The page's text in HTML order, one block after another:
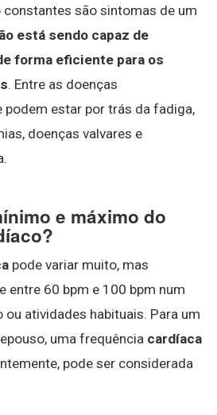
são sintomas de um
está sendo capaz de
forma eficiente para os
. Entre as doenças
podem estar por trás da fadiga,
doenças valvares e
e máximo do
pode variar muito, mas
entre 60 bpm e 100 bpm num
ou atividades habituais. Para um
uma frequência cardíaca
pode ser considerada